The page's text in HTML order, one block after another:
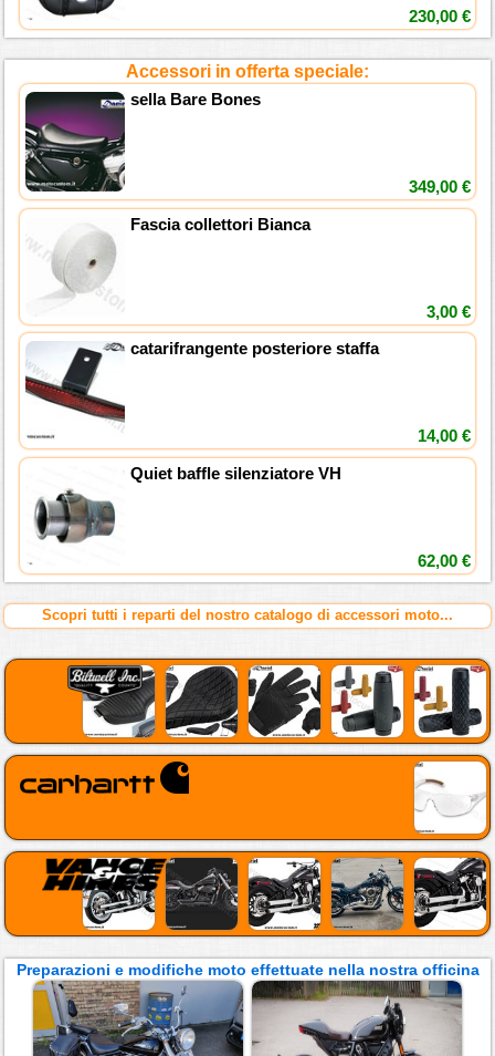
230,00 €
Accessori in offerta speciale:
sella Bare Bones
349,00 €
Fascia collettori Bianca
3,00 €
catarifrangente posteriore staffa
14,00 €
Quiet baffle silenziatore VH
62,00 €
Scopri tutti i reparti del nostro catalogo di accessori moto...
Preparazioni e modifiche moto effettuate nella nostra officina